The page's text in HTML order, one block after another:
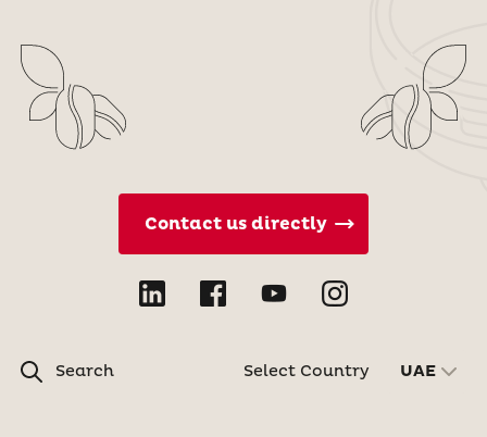
Search
Contact us directly
Select Country UAE